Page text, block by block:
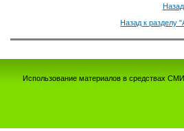
Назад к разделу
Использование материалов в средствах